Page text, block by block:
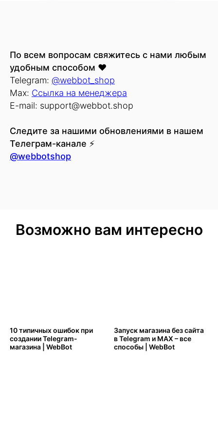
По всем вопросам свяжитесь с нами любым
удобным способом ❤️
Telegram: @webbot_shop
Max: Ссылка на менеджера
E-mail: support@webbot.shop
Следите за нашими обновлениями в нашем
Телеграм-канале ⚡
@webbotshop
Возможно вам интересно
10 типичных ошибок при
создании Telegram-
магазина | WebBot
Запуск магазина без сайта
в Telegram и MAX – все
способы | WebBot